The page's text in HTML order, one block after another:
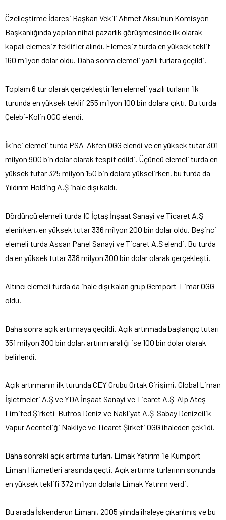
Özelleştirme İdaresi Başkan Vekili Ahmet Aksu’nun Komisyon
Başkanlığında yapılan nihai pazarlık görüşmesinde ilk olarak
kapalı elemesiz teklifler alındı. Elemesiz turda en yüksek teklif
160 milyon dolar oldu. Daha sonra elemeli yazılı turlara geçildi.
Toplam 6 tur olarak gerçekleştirilen elemeli yazılı turların ilk
turunda en yüksek teklif 255 milyon 100 bin dolara çıktı. Bu turda
Çelebi-Kolin OGG elendi.
İkinci elemeli turda PSA-Akfen OGG elendi ve en yüksek tutar 301
milyon 900 bin dolar olarak tespit edildi. Üçüncü elemeli turda en
yüksek tutar 325 milyon 150 bin dolara yükselirken, bu turda da
Yıldırım Holding A.Ş ihale dışı kaldı.
Dördüncü elemeli turda IC İçtaş İnşaat Sanayi ve Ticaret A.Ş
elenirken, en yüksek tutar 336 milyon 200 bin dolar oldu. Beşinci
elemeli turda Assan Panel Sanayi ve Ticaret A.Ş elendi. Bu turda
da en yüksek tutar 338 milyon 300 bin dolar olarak gerçekleşti.
Altıncı elemeli turda da ihale dışı kalan grup Gemport-Limar OGG
oldu.
Daha sonra açık artırmaya geçildi. Açık artırmada başlangıç tutarı
351 milyon 300 bin dolar, artırım aralığı ise 100 bin dolar olarak
belirlendi.
Açık artırmanın ilk turunda CEY Grubu Ortak Girişimi, Global Liman
İşletmeleri A.Ş ve YDA İnşaat Sanayi ve Ticaret A.Ş-Alp Ateş
Limited Şirketi-Butros Deniz ve Nakliyat A.Ş-Sabay Denizcilik
Vapur Acenteliği Nakliye ve Ticaret Şirketi OGG ihaleden çekildi.
Daha sonraki açık artırma turları, Limak Yatırım ile Kumport
Liman Hizmetleri arasında geçti. Açık artırma turlarının sonunda
en yüksek teklifi 372 milyon dolarla Limak Yatırım verdi.
Bu arada İskenderun Limanı, 2005 yılında ihaleye çıkarılmış ve bu